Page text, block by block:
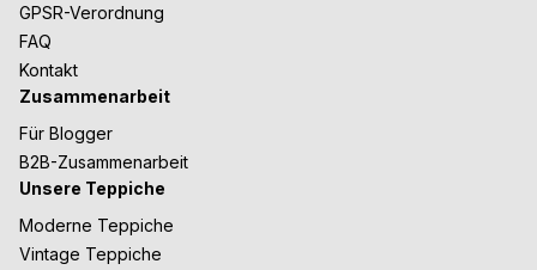
GPSR-Verordnung
FAQ
Kontakt
Zusammenarbeit
Für Blogger
B2B-Zusammenarbeit
Unsere Teppiche
Moderne Teppiche
Vintage Teppiche